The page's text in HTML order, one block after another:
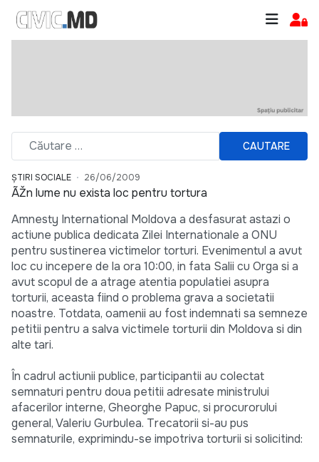
CAUTARE
ȘTIRI SOCIALE 26/06/2009
ÃŽn lume nu exista loc pentru tortura
Amnesty International Moldova a desfasurat astazi o
actiune publica dedicata Zilei Internationale a ONU
pentru sustinerea victimelor torturi. Evenimentul a avut
loc cu incepere de la ora 10:00, in fata Salii cu Orga si a
avut scopul de a atrage atentia populatiei asupra
torturii, aceasta fiind o problema grava a societatii
noastre. Totdata, oamenii au fost indemnati sa semneze
petitii pentru a salva victimele torturii din Moldova si din
alte tari.
În cadrul actiunii publice, participantii au colectat
semnaturi pentru doua petitii adresate ministrului
afacerilor interne, Gheorghe Papuc, si procurorului
general, Valeriu Gurbulea. Trecatorii si-au pus
semnaturile, exprimindu-se impotriva torturii si solicitind: